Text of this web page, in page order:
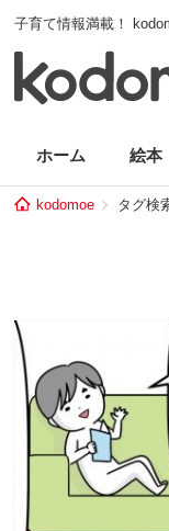
子育て情報満載！
ホーム 絵本
kodomoe タグ検